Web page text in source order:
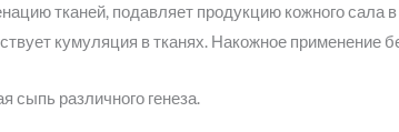
тканей, подавляет продукцию кожного сала
кумуляция в тканях. Накожное применение
сыпь различного генеза.